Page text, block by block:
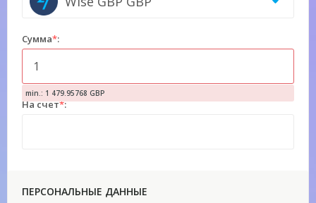
Сумма*:
min.: 1 479.95768 GBP
На счет*:
ПЕРСОНАЛЬНЫЕ ДАННЫЕ